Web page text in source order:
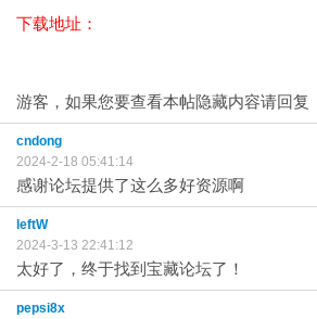
下载地址：
游客，如果您要查看本帖隐藏内容请回复
cndong
2024-2-18 05:41:14
感谢论坛提供了这么多好资源啊
leftW
2024-3-13 22:41:12
太好了，终于找到宝藏论坛了！
pepsi8x